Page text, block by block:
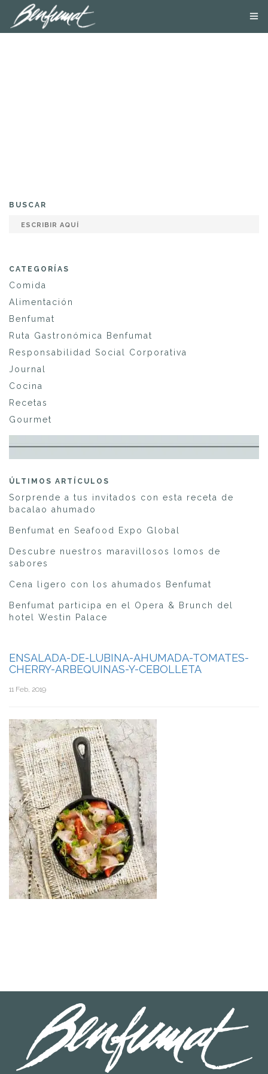
BUSCAR
CATEGORÍAS
Comida
Alimentación
Benfumat
Ruta Gastronómica Benfumat
Responsabilidad Social Corporativa
Journal
Cocina
Recetas
Gourmet
ÚLTIMOS ARTÍCULOS
Sorprende a tus invitados con esta receta de
bacalao ahumado
Benfumat en Seafood Expo Global
Descubre nuestros maravillosos lomos de
sabores
Cena ligero con los ahumados Benfumat
Benfumat participa en el Opera & Brunch del
hotel Westin Palace
ENSALADA-DE-LUBINA-AHUMADA-TOMATES-
CHERRY-ARBEQUINAS-Y-CEBOLLETA
11 Feb, 2019